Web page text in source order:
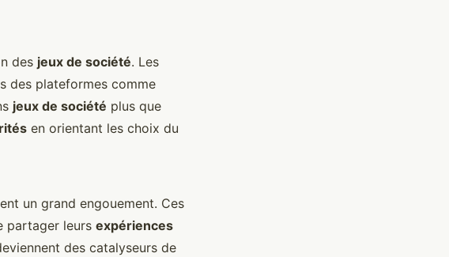
des jeux de société. Les
des plateformes comme
jeux de société plus que
en orientant les choix du
un grand engouement. Ces
partager leurs expériences
des catalyseurs de